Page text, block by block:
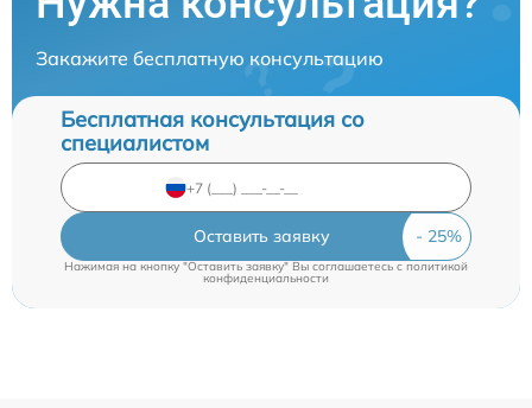
Закажите бесплатную консультацию
Бесплатная консультация со
специалистом
Оставить заявку
Нажимая на кнопку "Оставить заявку" Вы соглашаетесь c политикой
конфиденциальности